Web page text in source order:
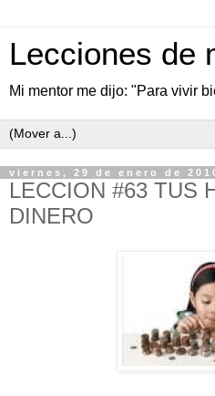
Lecciones de
Mi mentor me dijo: "Para vivir
viernes, 29 de enero de
LECCION #63 TUS
DINERO